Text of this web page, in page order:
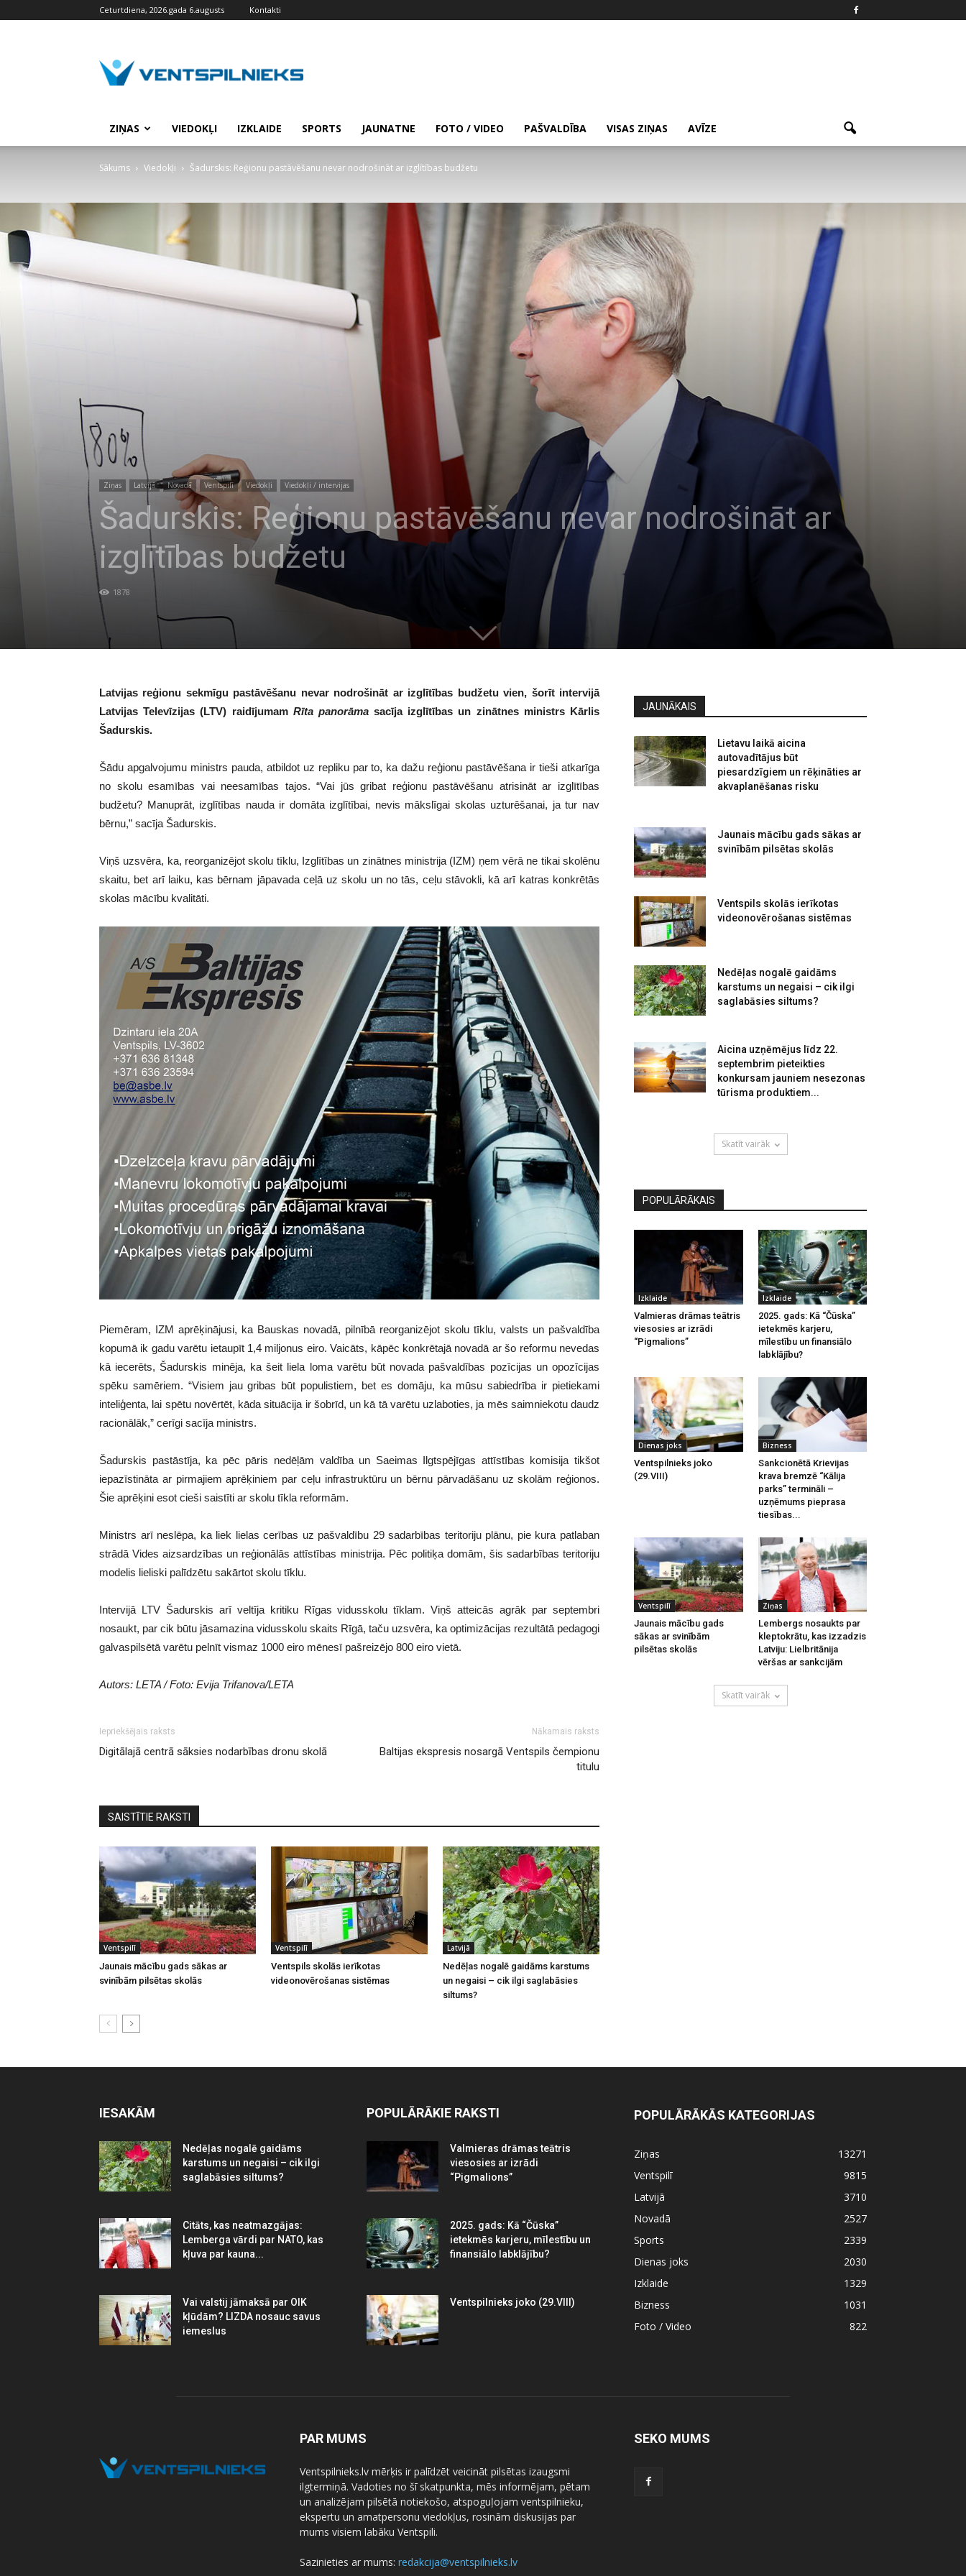
Ceturtdiena, 2026.gada 6.augusts Kontakti
ZIŅAS VIEDOKĻI IZKLAIDE SPORTS JAUNATNE FOTO / VIDEO PAŠVALDĪBA VISAS ZIŅAS AVĪZE
Sākums Viedokļi Šadurskis: Reģionu pastāvēšanu nevar nodrošināt ar izglītības budžetu
Ziņas Latvijā Novadā Ventspilī Viedokļi Viedokļi / intervijas
Šadurskis: Reģionu pastāvēšanu nevar nodrošināt ar
izglītības budžetu
1878
Latvijas reģionu sekmīgu pastāvēšanu nevar nodrošināt ar izglītības budžetu vien, šorīt intervijā
Latvijas Televīzijas (LTV) raidījumam Rīta panorāmasacīja izglītības un zinātnes ministrs Kārlis
Šadurskis.
Šādu apgalvojumu ministrs pauda, atbildot uz repliku par to, ka dažu reģionu pastāvēšana ir tieši atkarīga
no skolu esamības vai neesamības tajos. “Vai jūs gribat reģionu pastāvēšanu atrisināt ar izglītības
budžetu? Manuprāt, izglītības nauda ir domāta izglītībai, nevis mākslīgai skolas uzturēšanai, ja tur nav
bērnu,” sacīja Šadurskis.
Viņš uzsvēra, ka, reorganizējot skolu tīklu, Izglītības un zinātnes ministrija (IZM) ņem vērā ne tikai skolēnu
skaitu, bet arī laiku, kas bērnam jāpavada ceļā uz skolu un no tās, ceļu stāvokli, kā arī katras konkrētās
skolas mācību kvalitāti.
Piemēram, IZM aprēķinājusi, ka Bauskas novadā, pilnībā reorganizējot skolu tīklu, valsts un pašvaldība
kopumā ik gadu varētu ietaupīt 1,4 miljonus eiro. Vaicāts, kāpēc konkrētajā novadā ar šo reformu nevedas
kā iecerēts, Šadurskis minēja, ka šeit liela loma varētu būt novada pašvaldības pozīcijas un opozīcijas
spēku samēriem. “Visiem jau gribas būt populistiem, bet es domāju, ka mūsu sabiedrība ir pietiekami
inteliģenta, lai spētu novērtēt, kāda situācija ir šobrīd, un kā tā varētu uzlaboties, ja mēs saimniekotu daudz
racionālāk,” cerīgi sacīja ministrs.
Šadurskis pastāstīja, ka pēc pāris nedēļām valdība un Saeimas Ilgtspējīgas attīstības komisija tikšot
iepazīstināta ar pirmajiem aprēķiniem par ceļu infrastruktūru un bērnu pārvadāšanu uz skolām reģionos.
Šie aprēķini esot cieši saistīti ar skolu tīkla reformām.
Ministrs arī neslēpa, ka liek lielas cerības uz pašvaldību 29 sadarbības teritoriju plānu, pie kura patlaban
strādā Vides aizsardzības un reģionālās attīstības ministrija. Pēc politiķa domām, šis sadarbības teritoriju
modelis lieliski palīdzētu sakārtot skolu tīklu.
Intervijā LTV Šadurskis arī veltīja kritiku Rīgas vidusskolu tīklam. Viņš atteicās agrāk par septembri
nosaukt, par cik būtu jāsamazina vidusskolu skaits Rīgā, taču uzsvēra, ka optimizācijas rezultātā pedagogi
galvaspilsētā varētu pelnīt vismaz 1000 eiro mēnesī pašreizējo 800 eiro vietā.
Autors: LETA / Foto: Evija Trifanova/LETA
Iepriekšējais raksts
Digitālajā centrā sāksies nodarbības dronu skolā
Nākamais raksts
Baltijas ekspresis nosargā Ventspils čempionu
titulu
SAISTĪTIE RAKSTI
Ventspilī
Jaunais mācību gads sākas ar
svinībām pilsētas skolās
Ventspilī
Ventspils skolās ierīkotas
videonovērošanas sistēmas
Latvijā
Nedēļas nogalē gaidāms karstums
un negaisi – cik ilgi saglabāsies
siltums?
JAUNĀKAIS
Lietavu laikā aicina
autovadītājus būt
piesardzīgiem un rēķināties ar
akvaplanēšanas risku
Jaunais mācību gads sākas ar
svinībām pilsētas skolās
Ventspils skolās ierīkotas
videonovērošanas sistēmas
Nedēļas nogalē gaidāms
karstums un negaisi – cik ilgi
saglabāsies siltums?
Aicina uzņēmējus līdz 22.
septembrim pieteikties
konkursam jauniem nesezonas
tūrisma produktiem...
Skatīt vairāk
POPULĀRĀKAIS
Izklaide
Valmieras drāmas teātris
viesosies ar izrādi
“Pigmalions”
Izklaide
2025. gads: Kā “Čūska”
ietekmēs karjeru,
mīlestību un finansiālo
labklājību?
Dienas joks
Ventspilnieks joko
(29.VIII)
Bizness
Sankcionētā Krievijas
krava bremzē “Kālija
parks” termināli –
uzņēmums pieprasa
tiesības...
Ventspilī
Jaunais mācību gads
sākas ar svinībām
pilsētas skolās
Ziņas
Lembergs nosaukts par
kleptokrātu, kas izzadzis
Latviju: Lielbritānija
vēršas ar sankcijām
Skatīt vairāk
IESAKĀM
Nedēļas nogalē gaidāms
karstums un negaisi – cik ilgi
saglabāsies siltums?
Citāts, kas neatmazgājas:
Lemberga vārdi par NATO, kas
kļuva par kauna...
Vai valstij jāmaksā par OIK
kļūdām? LIZDA nosauc savus
iemeslus
POPULĀRĀKIE RAKSTI
Valmieras drāmas teātris
viesosies ar izrādi
“Pigmalions”
2025. gads: Kā “Čūska”
ietekmēs karjeru, mīlestību un
finansiālo labklājību?
Ventspilnieks joko (29.VIII)
POPULĀRĀKĀS KATEGORIJAS
Ziņas
13271
Ventspilī
9815
Latvijā
3710
Novadā
2527
Sports
2339
Dienas joks
2030
Izklaide
1329
Bizness
1031
Foto / Video
822
PAR MUMS
Ventspilnieks.lv mērķis ir palīdzēt veicināt pilsētas izaugsmi
ilgtermiņā. Vadoties no šī skatpunkta, mēs informējam, pētam
un analizējam pilsētā notiekošo, atspoguļojam ventspilnieku,
ekspertu un amatpersonu viedokļus, rosinām diskusijas par
mums visiem labāku Ventspili.
Sazinieties ar mums: redakcija@ventspilnieks.lv
SEKO MUMS